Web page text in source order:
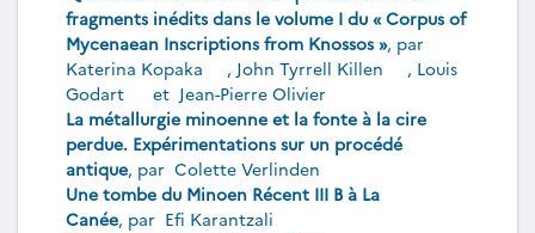
fragments inédits dans le volume I du « Corpus of
Mycenaean Inscriptions from Knossos », par
Katerina Kopaka
, John Tyrrell Killen , Louis
Godart
et Jean-Pierre Olivier
La métallurgie minoenne et la fonte à la cire
perdue. Expérimentations sur un procédé
antique, par Colette Verlinden
Une tombe du Minoen Récent III B à La
Canée, par Efi Karantzali